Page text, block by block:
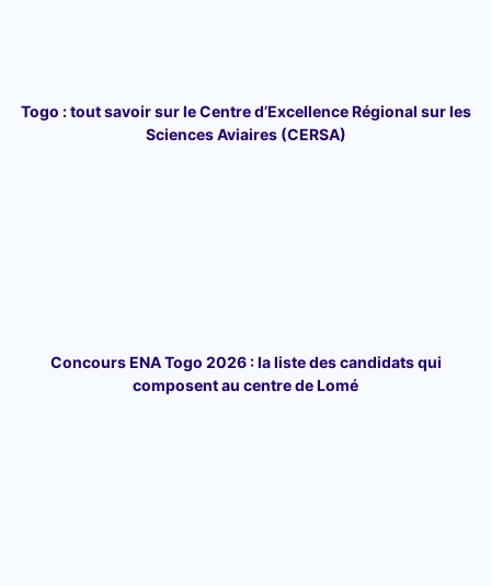
Togo : tout savoir sur le Centre d’Excellence Régional sur les
Sciences Aviaires (CERSA)
Concours ENA Togo 2026 : la liste des candidats qui
composent au centre de Lomé